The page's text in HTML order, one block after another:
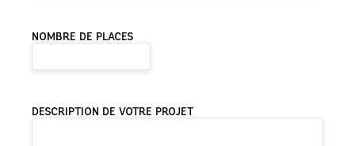
NOMBRE DE PLACES
DESCRIPTION DE VOTRE PROJET